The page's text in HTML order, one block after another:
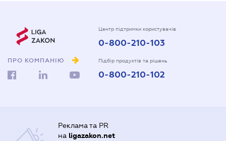
ПРО КОМПАНІЮ
Центр підтримки користувачів
0-800-210-103
Підбір продуктів та рішень
0-800-210-102
Реклама та PR
на ligazakon.net